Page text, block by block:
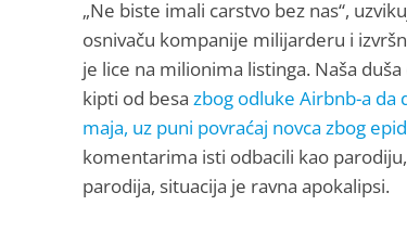
„Ne biste imali carstvo bez nas“,
osnivaču kompanije milijarderu i
je lice na milionima listinga. Naša
kipti od besa zbog odluke Airbnb-a da
maja, uz puni povraćaj novca zbog
komentarima isti odbacili kao
parodija, situacija je ravna apokalipsi.